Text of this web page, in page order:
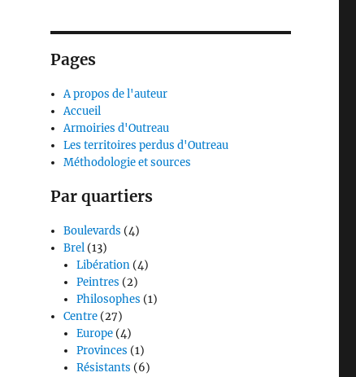
Pages
A propos de l'auteur
Accueil
Armoiries d'Outreau
Les territoires perdus d'Outreau
Méthodologie et sources
Par quartiers
Boulevards (4)
Brel (13)
Libération (4)
Peintres (2)
Philosophes (1)
Centre (27)
Europe (4)
Provinces (1)
Résistants (6)